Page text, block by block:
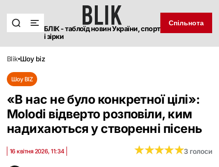
БЛІК - таблоїд новин України, спорт
і зірки
Спільнота
blik шоу biz
Шоу BIZ
«В нас не було конкретної цілі»:
Molodi відверто розповіли, ким
надихаються у створенні пісень
16 квітня 2026, 11:34 ★★★★★
★★★★★3 голоси